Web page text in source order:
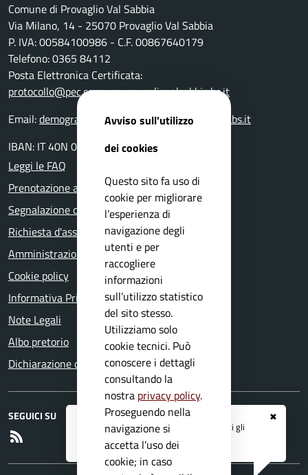
✖
Registrati ai serviziAPP IO
e ricevi tutti gli
aggiornamenti dall'Ente
Comune di Provaglio Val Sabbia
Via Milano, 14 - 25070 Provaglio Val Sabbia
P. IVA: 00584100986 - C.F. 00867640179
Telefono: 0365 84112
Posta Elettronica Certificata:
protocollo@pec.comune.provagliovalsabbia.bs.it
Email:demografici@comune.provagliovalsabbia.bs.it
IBAN: IT 40N 05116 55160 000000001400
Leggi le FAQ
Prenotazione appuntamento
Segnalazione disservizio
Richiesta d'assistenza
Amministrazione trasparente
Cookie policy
Informativa Privacy
Note Legali
Albo pretorio
Dichiarazione di accessibilità
SEGUICI SU
Avviso sull'utilizzo
dei cookies
Questo sito fa uso di
cookie per migliorare
l’esperienza di
navigazione degli
utenti e per
raccogliere
informazioni
sull’utilizzo statistico
del sito stesso.
Utilizziamo solo
cookie tecnici. Può
conoscere i dettagli
consultando la
nostra privacy policy.
Proseguendo nella
navigazione si
accetta l’uso dei
cookie; in caso